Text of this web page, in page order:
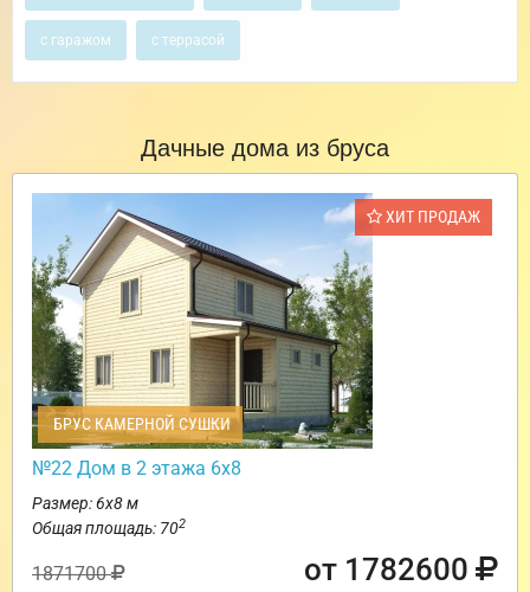
с гаражом с террасой
Дачные дома из бруса
ХИТ ПРОДАЖ
БРУС КАМЕРНОЙ СУШКИ
№22 Дом в 2 этажа 6х8
Размер: 6х8 м
Общая площадь: 702
1871700 от 1782600